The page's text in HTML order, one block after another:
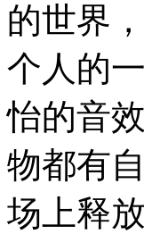
的世界
个人的
怡的音
物都有
场上释